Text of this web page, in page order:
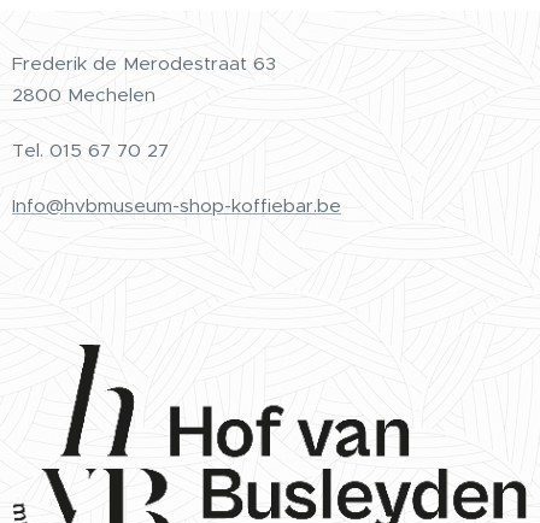
Frederik de Merodestraat 63
2800 Mechelen
Tel. 015 67 70 27
Info@hvbmuseum-shop-koffiebar.be